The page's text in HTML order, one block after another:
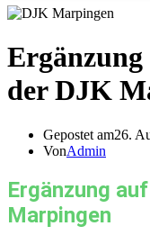
Ergänzung
der DJK
Gepostet am26.
VonAdmin
Ergänzung
Marpingen